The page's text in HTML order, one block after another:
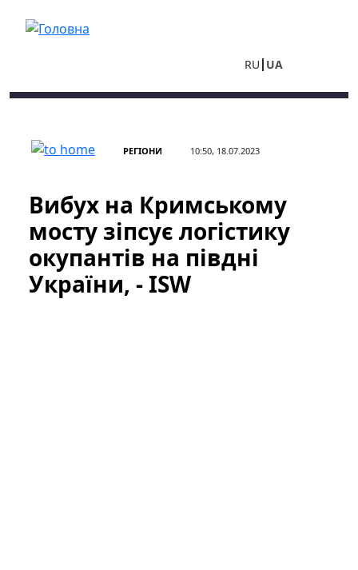
RU UA
РЕГІОНИ 10:50, 18.07.2023
Вибух на Кримському
мосту зіпсує логістику
окупантів на півдні
України, - ISW